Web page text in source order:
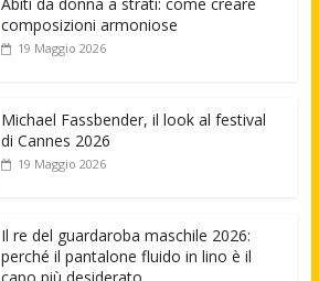
composizioni armoniose
19 Maggio 2026
Michael Fassbender, il look al festival
di Cannes 2026
19 Maggio 2026
Il re del guardaroba maschile 2026:
perché il pantalone fluido in lino è il